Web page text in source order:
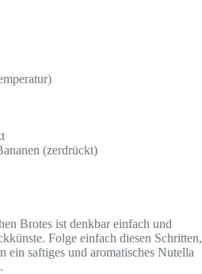
(zerdrückt)
Brotes ist denkbar einfach und
Folge einfach diesen Schritten,
ein saftiges und aromatisches Nutella